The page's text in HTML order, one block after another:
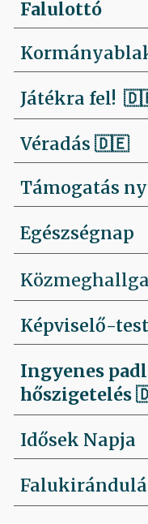
Falulottó
Játékra fel!
Véradás🇩🇪
Támogatás
Egészségnap
Képviselő-
Ingyenes
hőszigetelés
Idősek Napja